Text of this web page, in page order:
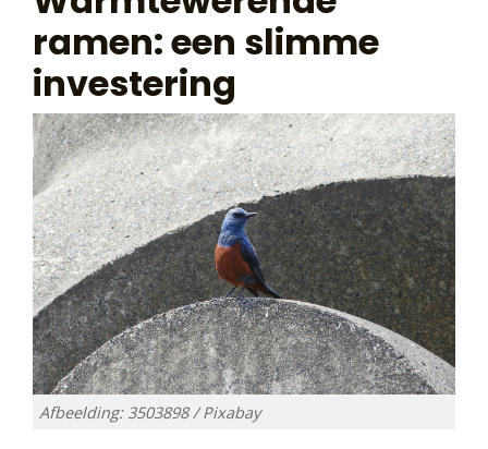
ramen: een slimme
investering
Afbeelding: 3503898 / Pixabay